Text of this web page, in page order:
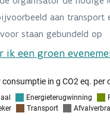
aan transport
staan gebundeld op
ik een groen